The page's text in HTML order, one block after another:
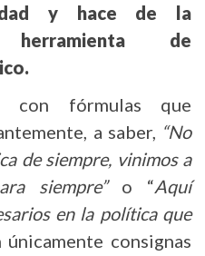
y hace de la
de
con fórmulas que
a saber, “No
de siempre, vinimos a
siempre”o “Aquí
en la política que
únicamente consignas